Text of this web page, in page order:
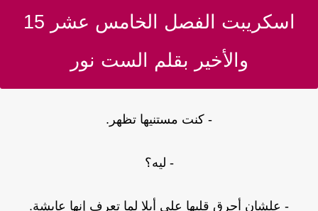
اسكريبت الفصل الخامس عشر 15
والأخير بقلم الست نور
- كنت مستنيها تظهر.
- ليه؟
- علشان أحرق قلبها على أيلا لما تعرف إنها عايشة.